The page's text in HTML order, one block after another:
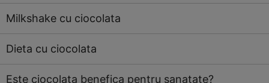
Milkshake cu ciocolata
Dieta cu ciocolata
Este ciocolata benefica pentru sanatate?